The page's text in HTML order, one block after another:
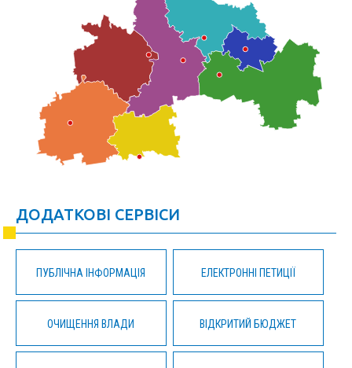
ДОДАТКОВІ СЕРВІСИ
ПУБЛІЧНА ІНФОРМАЦІЯ ЕЛЕКТРОННІ ПЕТИЦІЇ
ОЧИЩЕННЯ ВЛАДИ ВІДКРИТИЙ БЮДЖЕТ